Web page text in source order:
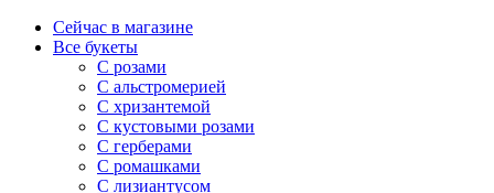
Сейчас в магазине
Все букеты
C розами
С альстромерией
С хризантемой
С кустовыми розами
С герберами
С ромашками
С лизиантусом